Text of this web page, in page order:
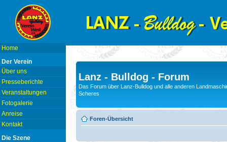
Home
Der Verein
Über uns
Presseberichte
Veranstaltungen
Fotogalerie
Anreise
Kontakt
Die Szene
Lanz - Bulldog - Forum
Das Forum über Lanz-Bulldog und alle anderen
Scheres
Foren-Übersicht